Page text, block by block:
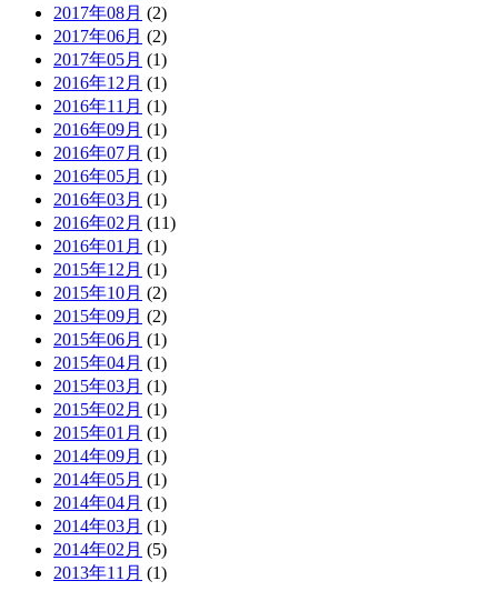
2017年08月 (2)
2017年06月 (2)
2017年05月 (1)
2016年12月 (1)
2016年11月 (1)
2016年09月 (1)
2016年07月 (1)
2016年05月 (1)
2016年03月 (1)
2016年02月 (11)
2016年01月 (1)
2015年12月 (1)
2015年10月 (2)
2015年09月 (2)
2015年06月 (1)
2015年04月 (1)
2015年03月 (1)
2015年02月 (1)
2015年01月 (1)
2014年09月 (1)
2014年05月 (1)
2014年04月 (1)
2014年03月 (1)
2014年02月 (5)
2013年11月 (1)